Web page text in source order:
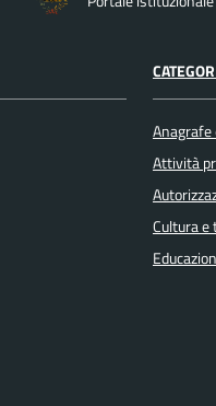
Attività
Cultura e